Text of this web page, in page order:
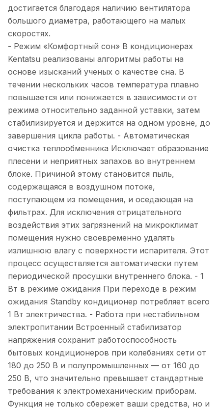
достигается благодаря наличию вентилятора
большого диаметра, работающего на малых
скоростях.
- Режим «Комфортный сон» В кондиционерах
Kentatsu реализованы алгоритмы работы на
основе изысканий ученых о качестве сна. В
течении нескольких часов температура плавно
повышается или понижается в зависимости от
режима относительно заданной уставки, затем
стабилизируется и держится на одном уровне, до
завершения цикла работы. - Автоматическая
очистка теплообменника Исключает образование
плесени и неприятных запахов во внутреннем
блоке. Причиной этому становится пыль,
содержащаяся в воздушном потоке,
поступающем из помещения, и оседающая на
фильтрах. Для исключения отрицательного
воздействия этих загрязнений на микроклимат
помещения нужно своевременно удалять
излишнюю влагу с поверхности испарителя. Этот
процесс осуществляется автоматически путем
периодической просушки внутреннего блока. - 1
Вт в режиме ожидания При переходе в режим
ожидания Standby кондиционер потребляет всего
1 Вт электричества. - Работа при нестабильном
электропитании Встроенный стабилизатор
напряжения сохранит работоспособность
бытовых кондиционеров при колебаниях сети от
180 до 250 В и полупромышленных — от 160 до
250 В, что значительно превышает стандартные
требования к электромеханическим приборам.
Функция не только сбережет ваши средства, но и